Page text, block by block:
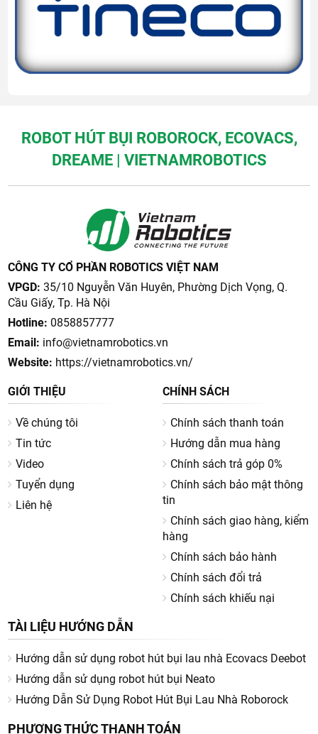
ROBOT HÚT BỤI ROBOROCK, ECOVACS,
DREAME | VIETNAMROBOTICS
CÔNG TY CỔ PHẦN ROBOTICS VIỆT NAM
VPGD: 35/10 Nguyễn Văn Huyên, Phường Dịch Vọng, Q.
Cầu Giấy, Tp. Hà Nội
Hotline: 0858857777
Email: info@vietnamrobotics.vn
Website: https://vietnamrobotics.vn/
GIỚI THIỆU
Về chúng tôi
Tin tức
Video
Tuyển dụng
Liên hệ
CHÍNH SÁCH
Chính sách thanh toán
Hướng dẫn mua hàng
Chính sách trả góp 0%
Chính sách bảo mật thông
tin
Chính sách giao hàng, kiểm
hàng
Chính sách bảo hành
Chính sách đổi trả
Chính sách khiếu nại
TÀI LIỆU HƯỚNG DẪN
Hướng dẫn sử dụng robot hút bụi lau nhà Ecovacs Deebot
Hướng dẫn sử dụng robot hút bụi Neato
Hướng Dẫn Sử Dụng Robot Hút Bụi Lau Nhà Roborock
PHƯƠNG THỨC THANH TOÁN